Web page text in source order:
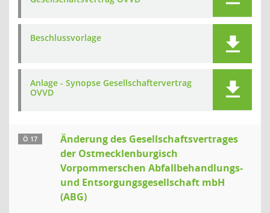
Beschlussvorlage
Anlage - Synopse Gesellschaftervertrag
OVVD
Ö 17
Änderung des Gesellschaftsvertrages
der Ostmecklenburgisch
Vorpommerschen Abfallbehandlungs-
und Entsorgungsgesellschaft mbH
(ABG)